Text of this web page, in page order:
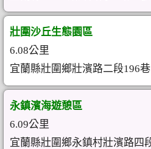
壯圍沙丘生態園區
6.08公里
宜蘭縣壯圍鄉壯濱路二段196
永鎮濱海遊憩區
6.09公里
宜蘭縣壯圍鄉永鎮村壯濱路四